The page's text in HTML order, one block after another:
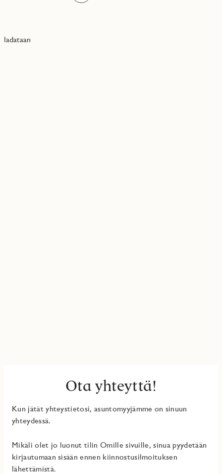
ladataan
Ota yhteyttä!
Kun jätät yhteystietosi, asuntomyyjämme on sinuun
yhteydessä.
Mikäli olet jo luonut tilin Omille sivuille, sinua pyydetään
kirjautumaan sisään ennen kiinnostusilmoituksen
lähettämistä.